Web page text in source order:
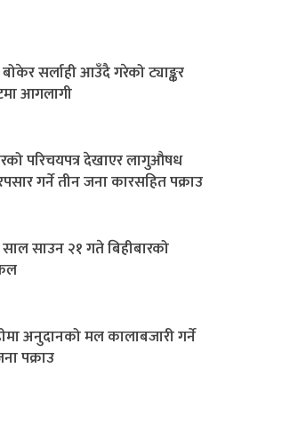
बोकेर सर्लाही आउँदै गरेको ट्याङ्कर
आगलागी
परिचयपत्र देखाएर लागुऔषध
गर्ने तीन जना कारसहित पक्राउ
साउन २१ गते बिहीबारको
अनुदानको मल कालाबजारी गर्ने
पक्राउ